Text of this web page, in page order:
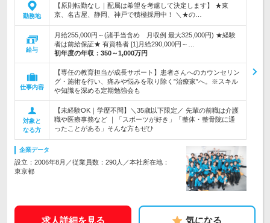
勤務地
【原則転勤なし｜配属は希望を考慮して決定します】 ★東
京、名古屋、静岡、神戸で積極採用中！ ＼★の…
給与
月給255,000円～(諸手当含め 月収例 最大325,000円) ★経験
者は前給保証★ 有資格者 [1]月給290,000円～…
初年度の年収： 350～1,000万円
仕事内容
【専任の教育担当が成長サポート】患者さんへのカウンセリン
グ・施術を行い、痛みや悩みを取り除く”治療家”へ。※スキル
や知識を深める定期勉強会も
対象と
なる方
【未経験OK｜学歴不問】＼35歳以下限定／ 先輩の前職は介護
職や医療事務など ｜「スポーツが好き」「整体・整骨院に通
ったことがある」そんな方もぜひ
企業データ
設立：2006年8月／従業員数：290人／本社所在地：
東京都
求人詳細を見る 気になる